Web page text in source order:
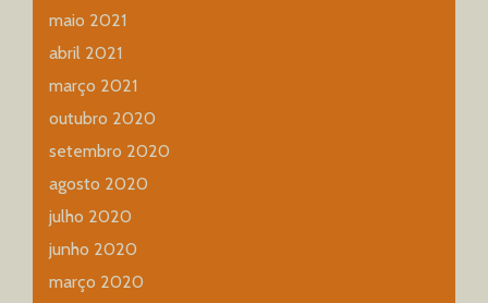
maio 2021
abril 2021
março 2021
outubro 2020
setembro 2020
agosto 2020
julho 2020
junho 2020
março 2020